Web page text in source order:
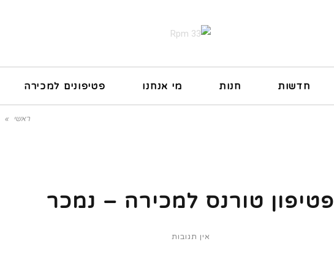
חדשות חנות מי אנחנו פטיפונים למכירה
ראשי »
פטיפון טורנס למכירה – נמכר
אין תגובות